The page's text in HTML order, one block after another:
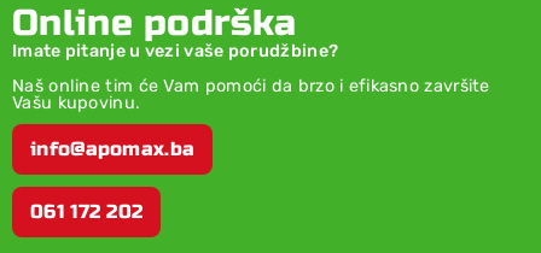
Online podrška
Imate pitanje u vezi vaše porudžbine?
Naš online tim će Vam pomoći da brzo i efikasno završite
Vašu kupovinu.
info@apomax.ba
061 172 202